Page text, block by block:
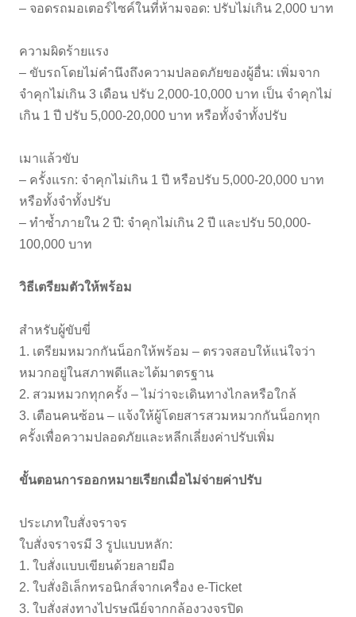
– จอดรถมอเตอร์ไซค์ในที่ห้ามจอด: ปรับไม่เกิน 2,000 บาท
ความผิดร้ายแรง
– ขับรถโดยไม่คำนึงถึงความปลอดภัยของผู้อื่น: เพิ่มจาก
จำคุกไม่เกิน 3 เดือน ปรับ 2,000-10,000 บาท เป็น จำคุกไม่
เกิน 1 ปี ปรับ 5,000-20,000 บาท หรือทั้งจำทั้งปรับ
เมาแล้วขับ
– ครั้งแรก: จำคุกไม่เกิน 1 ปี หรือปรับ 5,000-20,000 บาท
หรือทั้งจำทั้งปรับ
– ทำซ้ำภายใน 2 ปี: จำคุกไม่เกิน 2 ปี และปรับ 50,000-
100,000 บาท
วิธีเตรียมตัวให้พร้อม
สำหรับผู้ขับขี่
1. เตรียมหมวกกันน็อกให้พร้อม – ตรวจสอบให้แน่ใจว่า
หมวกอยู่ในสภาพดีและได้มาตรฐาน
2. สวมหมวกทุกครั้ง – ไม่ว่าจะเดินทางไกลหรือใกล้
3. เตือนคนซ้อน – แจ้งให้ผู้โดยสารสวมหมวกกันน็อกทุก
ครั้งเพื่อความปลอดภัยและหลีกเลี่ยงค่าปรับเพิ่ม
ขั้นตอนการออกหมายเรียกเมื่อไม่จ่ายค่าปรับ
ประเภทใบสั่งจราจร
ใบสั่งจราจรมี 3 รูปแบบหลัก:
1. ใบสั่งแบบเขียนด้วยลายมือ
2. ใบสั่งอิเล็กทรอนิกส์จากเครื่อง e-Ticket
3. ใบสั่งส่งทางไปรษณีย์จากกล้องวงจรปิด